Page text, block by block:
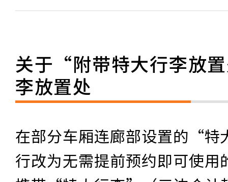
关于“附带特大行李放
李放置处
在部分车厢连廊部设置的“
行改为无需提前预约即可使用